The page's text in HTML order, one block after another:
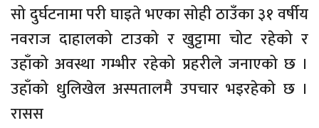
सो दुर्घटनामा परी घाइते भएका सोही ठाउँका ३१ वर्षीय
नवराज दाहालको टाउको र खुट्टामा चोट रहेको र
उहाँको अवस्था गम्भीर रहेको प्रहरीले जनाएको छ ।
उहाँको धुलिखेल अस्पतालमै उपचार भइरहेको छ ।
रासस